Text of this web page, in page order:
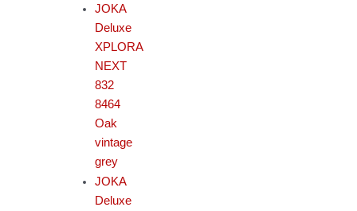
JOKA
Deluxe
XPLORA
NEXT
832
8464
Oak
vintage
grey
JOKA
Deluxe